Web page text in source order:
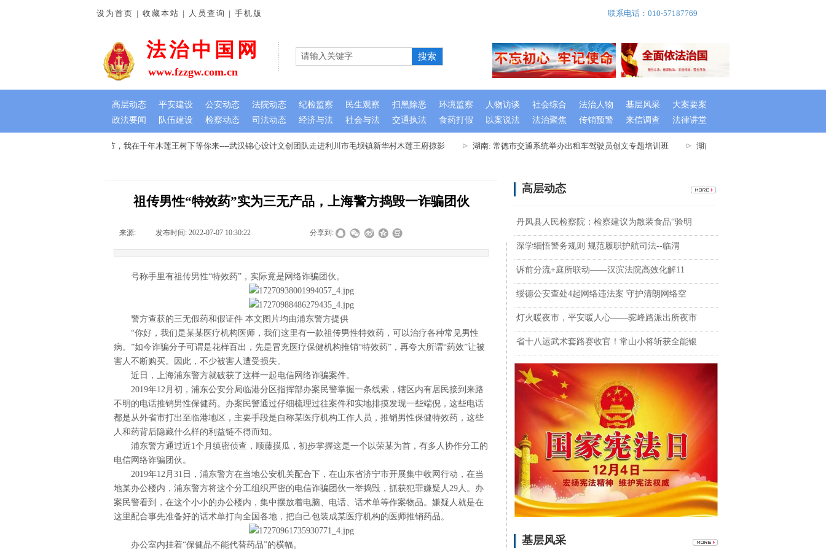
七夕文创节，我在千年木莲王树下等你来----武汉锦心设计文创团队走进利川市毛坝镇新华村木莲王府掠影 湖南: 常德市交通系统举办出租车驾驶员创文专题培训班 湖南桃源县召开文明城市指数测评迎
法治中国网
政法要闻 队伍建设 检察动态 司法动态 经济与法 社会与法 交通执法 食药打假 以案说法 法治聚焦 传销预警 来信调查 法律讲堂
设为首页 | 收藏本站 | 人员查询 | 手机版 联系电话：010-57187769
搜索
www.fzzgw.com.cn
高层动态 平安建设 公安动态 法院动态 纪检监察 民生观察 扫黑除恶 环境监察 人物访谈 社会综合 法治人物 基层风采 大案要案
高层动态
祖传男性“特效药”实为三无产品，上海警方捣毁一诈骗团伙
来源: 发布时间: 2022-07-07 10:30:22 分享到:
号称手里有祖传男性“特效药”，实际竟是网络诈骗团伙。
警方查获的三无假药和假证件 本文图片均由浦东警方提供
“你好，我们是某某医疗机构医师，我们这里有一款祖传男性特效药，可以治疗各种常见男性
病。”如今诈骗分子可谓是花样百出，先是冒充医疗保健机构推销“特效药”，再夸大所谓“药效”让被
害人不断购买。因此，不少被害人遭受损失。
近日，上海浦东警方就破获了这样一起电信网络诈骗案件。
2019年12月初，浦东公安分局临港分区指挥部办案民警掌握一条线索，辖区内有居民接到来路
不明的电话推销男性保健药。办案民警通过仔细梳理过往案件和实地排摸发现一些端倪，这些电话
都是从外省市打出至临港地区，主要手段是自称某医疗机构工作人员，推销男性保健特效药，这些
人和药背后隐藏什么样的利益链不得而知。
浦东警方通过近1个月缜密侦查，顺藤摸瓜，初步掌握这是一个以荣某为首，有多人协作分工的
电信网络诈骗团伙。
2019年12月31日，浦东警方在当地公安机关配合下，在山东省济宁市开展集中收网行动，在当
地某办公楼内，浦东警方将这个分工组织严密的电信诈骗团伙一举捣毁，抓获犯罪嫌疑人29人。办
案民警看到，在这个小小的办公楼内，集中摆放着电脑、电话、话术单等作案物品。嫌疑人就是在
这里配合事先准备好的话术单打向全国各地，把自己包装成某医疗机构的医师推销药品。
办公室内挂着“保健品不能代替药品”的横幅。
丹凤县人民检察院：检察建议为散装食品“验明
深学细悟警务规则 规范履职护航司法--临渭
诉前分流+庭所联动——汉滨法院高效化解11
绥德公安查处4起网络违法案 守护清朗网络空
灯火暖夜市，平安暖人心——驼峰路派出所夜市
省十八运武术套路赛收官！常山小将斩获全能银
基层风采